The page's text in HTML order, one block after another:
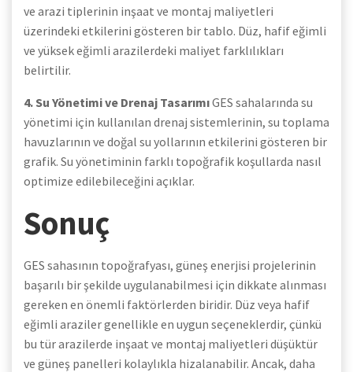
ve arazi tiplerinin inşaat ve montaj maliyetleri
üzerindeki etkilerini gösteren bir tablo. Düz, hafif eğimli
ve yüksek eğimli arazilerdeki maliyet farklılıkları
belirtilir.
4. Su Yönetimi ve Drenaj TasarımıGES sahalarında su
yönetimi için kullanılan drenaj sistemlerinin, su toplama
havuzlarının ve doğal su yollarının etkilerini gösteren bir
grafik. Su yönetiminin farklı topoğrafik koşullarda nasıl
optimize edilebileceğini açıklar.
Sonuç
GES sahasının topoğrafyası, güneş enerjisi projelerinin
başarılı bir şekilde uygulanabilmesi için dikkate alınması
gereken en önemli faktörlerden biridir. Düz veya hafif
eğimli araziler genellikle en uygun seçeneklerdir, çünkü
bu tür arazilerde inşaat ve montaj maliyetleri düşüktür
ve güneş panelleri kolaylıkla hizalanabilir. Ancak, daha